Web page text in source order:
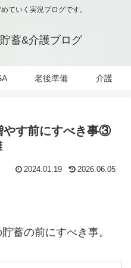
ていく実況ブログです。
蓄&介護ブログ
老後準備 介護
やす前にすべき事③
2024.01.19 2026.06.05
蓄の前にすべき事。